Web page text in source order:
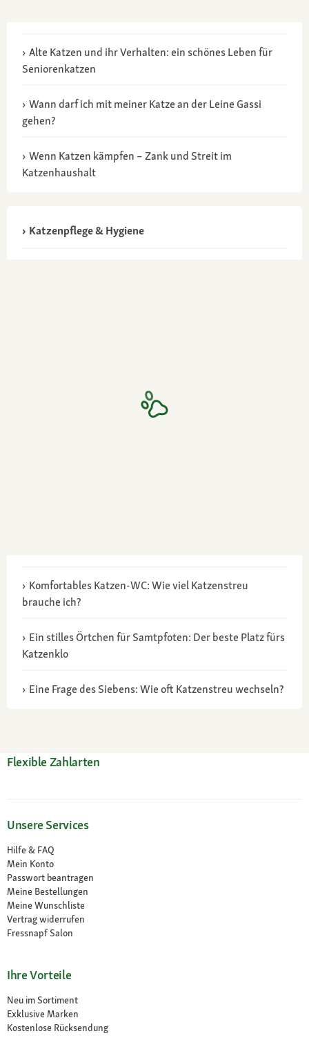
Alte Katzen und ihr Verhalten: ein schönes Leben für
Seniorenkatzen
Wann darf ich mit meiner Katze an der Leine Gassi
gehen?
Wenn Katzen kämpfen – Zank und Streit im
Katzenhaushalt
Katzenpflege & Hygiene
Komfortables Katzen-WC: Wie viel Katzenstreu
brauche ich?
Ein stilles Örtchen für Samtpfoten: Der beste Platz fürs
Katzenklo
Eine Frage des Siebens: Wie oft Katzenstreu wechseln?
Flexible Zahlarten
Unsere Services
Hilfe & FAQ
Mein Konto
Passwort beantragen
Meine Bestellungen
Meine Wunschliste
Vertrag widerrufen
Fressnapf Salon
Ihre Vorteile
Neu im Sortiment
Exklusive Marken
Kostenlose Rücksendung